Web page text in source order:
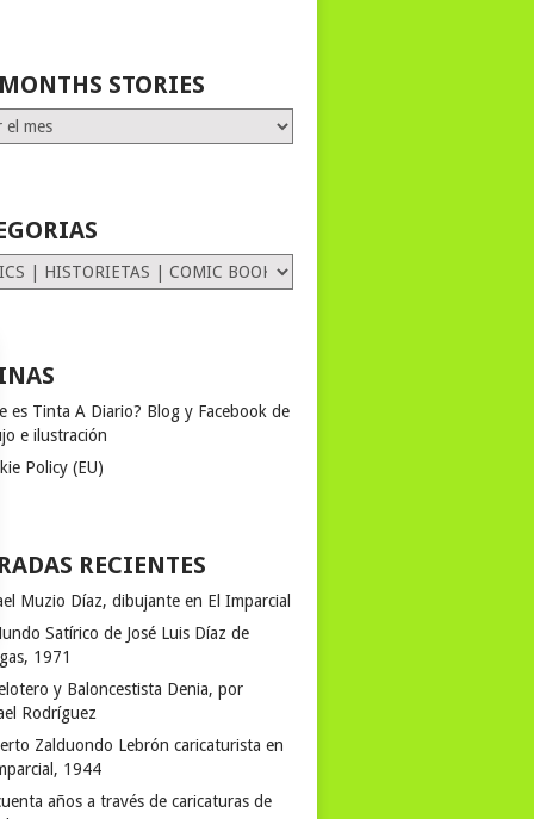
STORIES
es Tinta A Diario? Blog y Facebook de
e ilustración
Policy (EU)
RECIENTES
Muzio Díaz, dibujante en El Imparcial
Satírico de José Luis Díaz de
1971
y Baloncestista Denia, por
Rodríguez
Zalduondo Lebrón caricaturista en
1944
años a través de caricaturas de